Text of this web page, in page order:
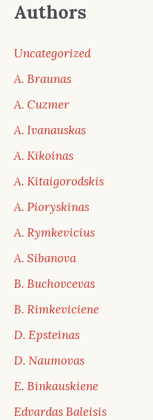
Authors
Uncategorized
A. Braunas
A. Cuzmer
A. Ivanauskas
A. Kikoinas
A. Kitaigorodskis
A. Pioryskinas
A. Rymkevicius
A. Sibanova
B. Buchovcevas
B. Rimkeviciene
D. Epsteinas
D. Naumovas
E. Binkauskiene
Edvardas Baleisis